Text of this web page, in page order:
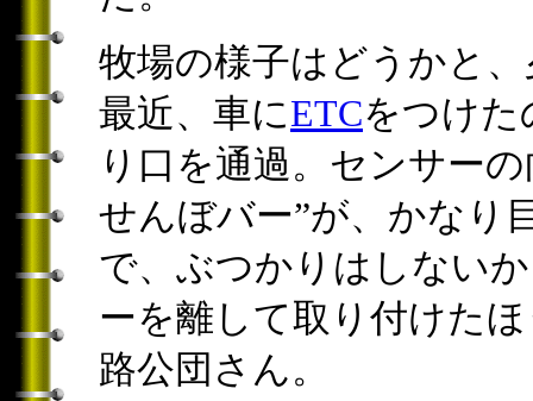
牧場の様子はどうかと
最近、車にETCをつけた
り口を通過。センサー
せんぼバー”が、かなり
で、ぶつかりはしない
ーを離して取り付けた
路公団さん。